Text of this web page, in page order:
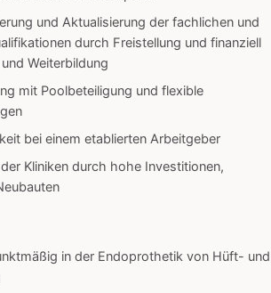
und Aktualisierung der fachlichen und
durch Freistellung und finanziell
Weiterbildung
mit Poolbeteiligung und flexible
bei einem etablierten Arbeitgeber
Kliniken durch hohe Investitionen,
in der Endoprothetik von Hüft- und